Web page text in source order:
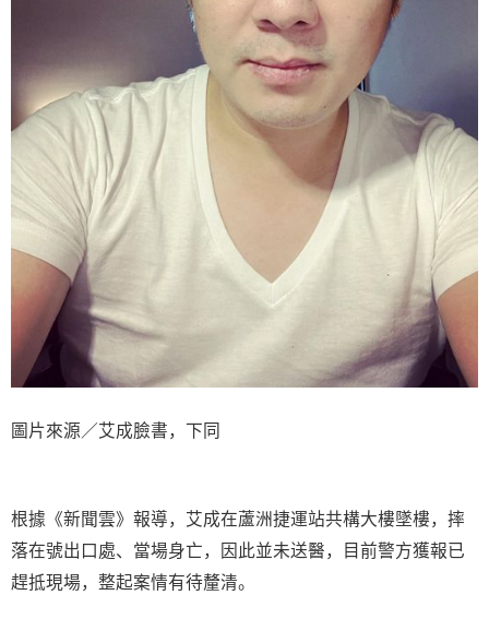
圖片來源／艾成臉書，下同
根據《新聞雲》報導，艾成在蘆洲捷運站共構大樓墜樓，摔
落在號出口處、當場身亡，因此並未送醫，目前警方獲報已
趕抵現場，整起案情有待釐清。